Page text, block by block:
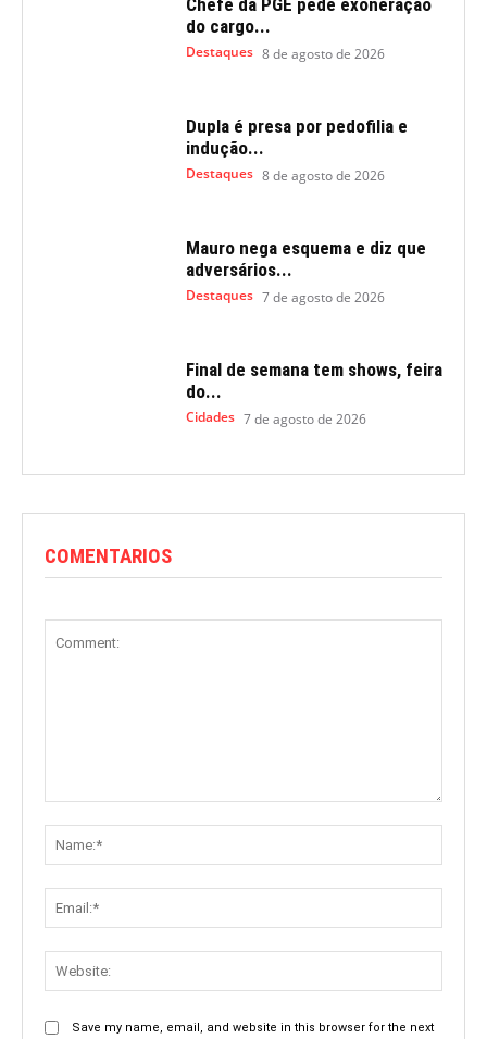
Chefe da PGE pede exoneração
do cargo...
Destaques 8 de agosto de 2026
Dupla é presa por pedofilia e
indução...
Destaques 8 de agosto de 2026
Mauro nega esquema e diz que
adversários...
Destaques 7 de agosto de 2026
Final de semana tem shows, feira
do...
Cidades 7 de agosto de 2026
COMENTARIOS
Save my name, email, and website in this browser for the next